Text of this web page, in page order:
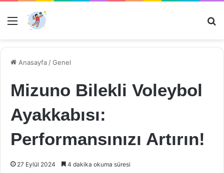
Menü
Anasayfa /Genel
Mizuno Bilekli Voleybol
Ayakkabısı:
Performansınızı Artırın!
27 Eylül 2024 4 dakika okuma süresi